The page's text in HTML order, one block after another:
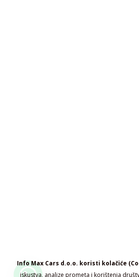
Info Max Cars d.o.o. koristi kolačiće
iskustva, analize prometa i korištenja